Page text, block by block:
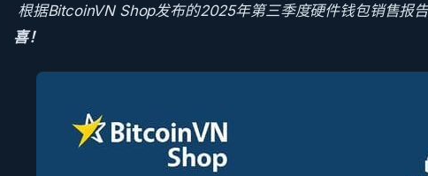
根据BitcoinVN Shop发布的2025年第三季度硬件钱包销售报告
喜！